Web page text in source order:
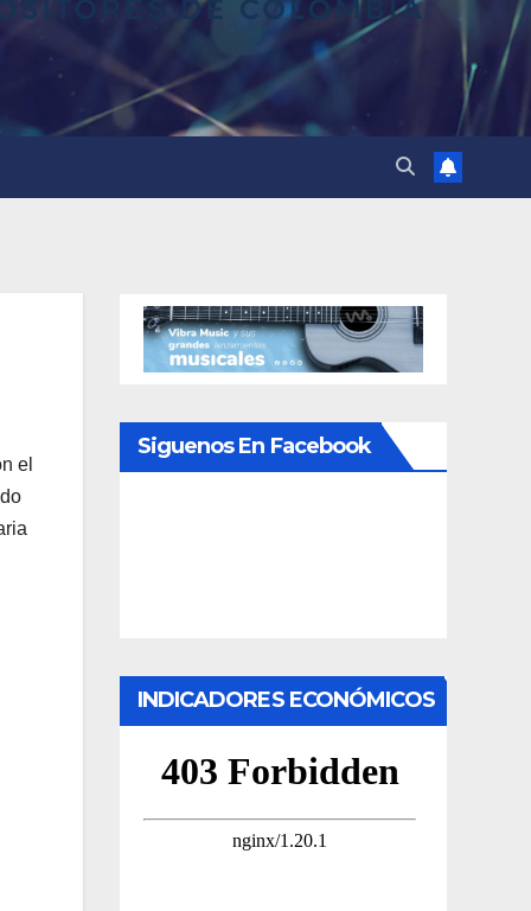
el
Siguenos En Facebook
INDICADORES ECONÓMICOS